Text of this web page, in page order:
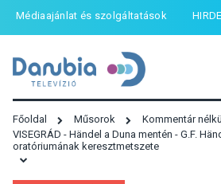
Médiaajánlat és szolgáltatások
Főoldal Műsorok
Kommentár nélkül
VISEGRÁD - Händel a Duna mentén - G.F.
oratóriumának keresztmetszete